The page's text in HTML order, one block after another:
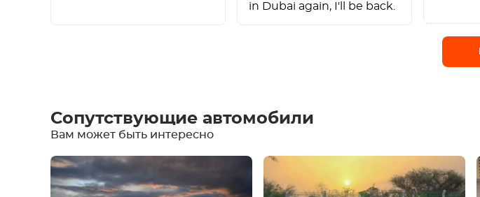
in Dubai again, I'll be back.
Оборудование
Сопутствующие автомобили
Вам может быть интересно